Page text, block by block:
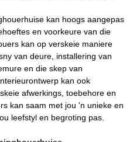
kan hoogs aangepas
en voorkeure van die
kan op verskeie maniere
van deure, installering van
en die skep van
kan ook
afwerkings, toebehore en
kan saam met jou 'n unieke en
leefstyl en begroting pas.